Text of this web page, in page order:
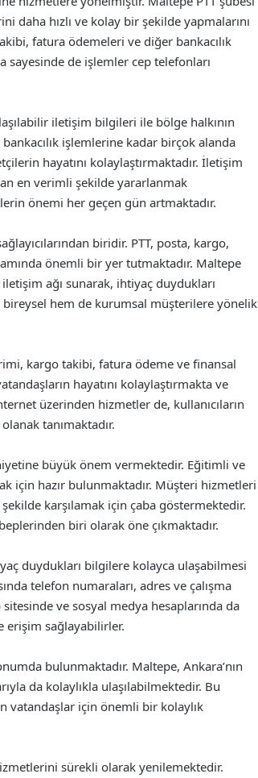
daha hızlı ve kolay bir şekilde yapmalarını
fatura ödemeleri ve diğer bankacılık
de işlemler cep telefonları
iletişim bilgileri ile bölge halkının
işlemlerine kadar birçok alanda
hayatını kolaylaştırmaktadır. İletişim
en verimli şekilde yararlanmak
önemi her geçen gün artmaktadır.
biridir. PTT, posta, kargo,
önemli bir yer tutmaktadır. Maltepe
ağı sunarak, ihtiyaç duydukları
bireysel hem de kurumsal müşterilere yönelik
kargo takibi, fatura ödeme ve finansal
hayatını kolaylaştırmakta ve
üzerinden hizmetler de, kullanıcıların
tanımaktadır.
büyük önem vermektedir. Eğitimli ve
için hazır bulunmaktadır. Müşteri hizmetleri
karşılamak için çaba göstermektedir.
biri olarak öne çıkmaktadır.
duydukları bilgilere kolayca ulaşabilmesi
telefon numaraları, adres ve çalışma
ve sosyal medya hesaplarında da
erişim sağlayabilirler.
bulunmaktadır. Maltepe, Ankara’nın
da kolaylıkla ulaşılabilmektedir. Bu
vatandaşlar için önemli bir kolaylık
sürekli olarak yenilemektedir.